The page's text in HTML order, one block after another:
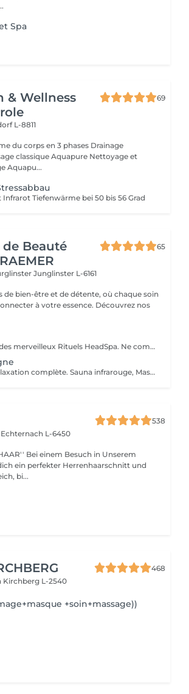
Spa
& Wellness
69
L-8811
corps en 3 phases Drainage
rajeunissement du visage Aquapu...
Tiefenwärme bei 50 bis 56 Grad
Beauté
65
Junglinster L-6161
de bien-être et de détente, où chaque soin
à votre essence. Découvrez nos
Une version raccourcie des merveilleux Rituels HeadSpa. Ne comprend pas : sauna + Douche, Bol d'air Jacquier et Fauteuil massant Shiatsu. Le soin comprend : Application d'huiles précieuses, hammam de la tête, bains rythmés avec méditation guidée, shampooing, massage crânien 20 min, cascade, rinçage avec une infusion Biologique, pulvérisation faciale Cette prestation ne comprend pas le coiffage. Veuillez préciser en note lors de la prise de rendez-vous, quel rituel vous souhaitez faire en version découverte (Montagne, Fleurs, Norvégien, Marin ou Méditerranéen )
Véritable moment de relaxation complète. Sauna infrarouge, Massage shiatsu, bol d'air jacquier, douche. Onction du huiles précieuses, hammam crânien et facial, bains rythmés avec méditation guidée, exercices de sophrologie, shampooing, pose de masque et massage crânien, rituel de la cascade, rinçage à l'infusion de plantes qui clôture le soin. Ne comprend pas le séchage des cheveux.
538
Echternach L-6450
in Unserem
ein perfekter Herrenhaarschnitt und
bi...
468
Kirchberg L-2540
+soin+massage))